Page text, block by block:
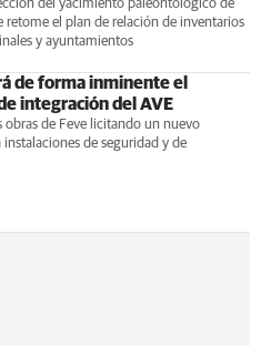
del yacimiento paleontológico de
retome el plan de relación de inventarios
y ayuntamientos
de forma inminente el
integración del AVE
obras de Feve licitando un nuevo
de seguridad y de